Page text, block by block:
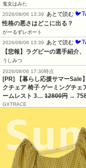
鬼女はみた
2026/08/06 13:39
あとで読む
性格の悪さはどこに出る？
がーるずレポート
2026/08/06 13:39
あとで読む
【悲報】ラグビーの選手紹介
うしみつ
2026/08/06 17:30時点
[PR] 【暮らし応援サマーSale
クチェア 椅子 ゲーミングチェ
ームレスト 3… 12800円 →
GXTRACE